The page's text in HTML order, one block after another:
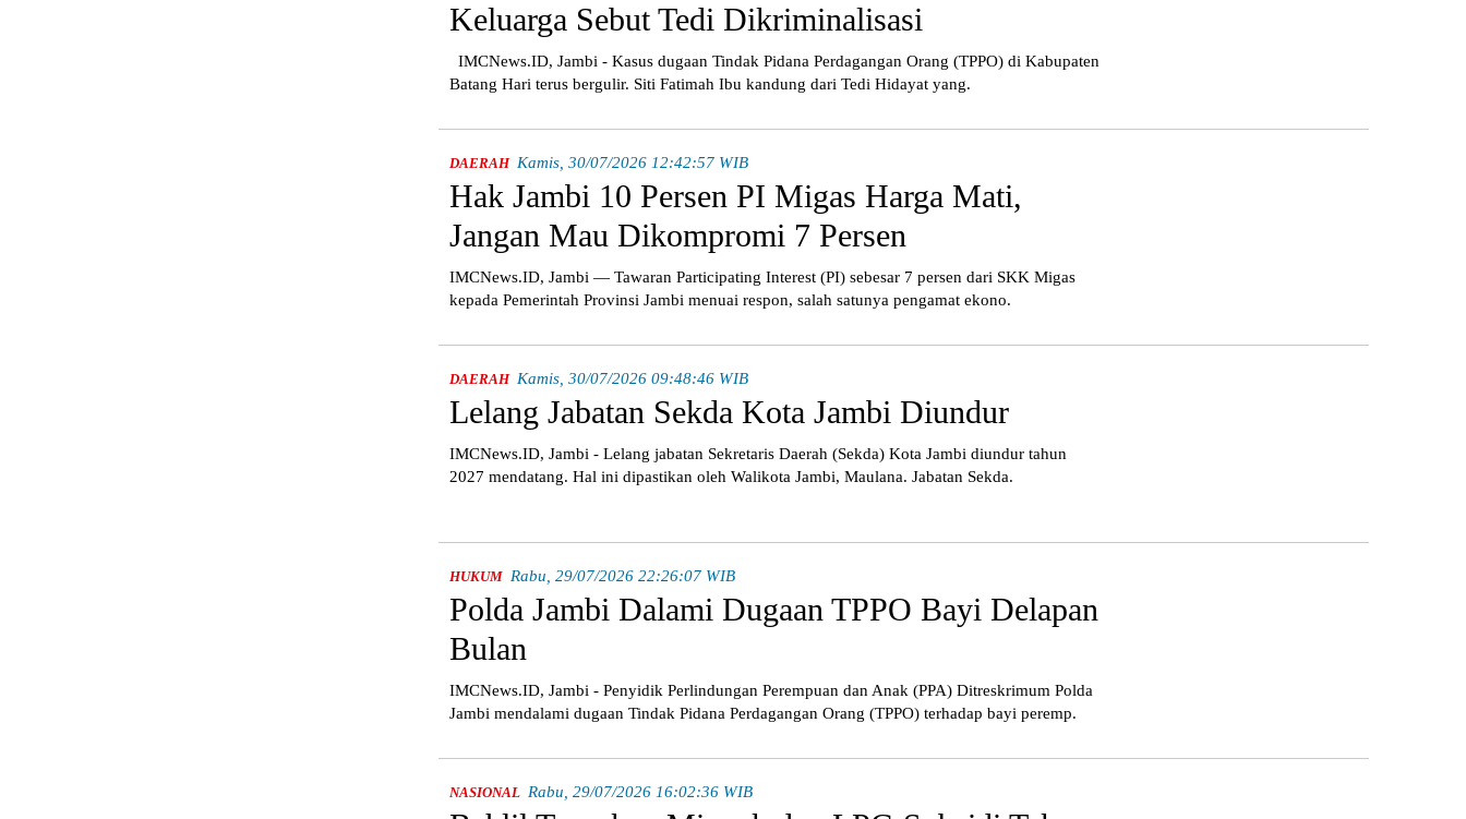
Keluarga Sebut Tedi Dikriminalisasi
IMCNews.ID, Jambi - Kasus dugaan Tindak Pidana Perdagangan Orang (TPPO) di Kabupaten
Batang Hari terus bergulir. Siti Fatimah Ibu kandung dari Tedi Hidayat yang.
DAERAH Kamis, 30/07/2026 12:42:57 WIB
Hak Jambi 10 Persen PI Migas Harga Mati,
Jangan Mau Dikompromi 7 Persen
IMCNews.ID, Jambi — Tawaran Participating Interest (PI) sebesar 7 persen dari SKK Migas
kepada Pemerintah Provinsi Jambi menuai respon, salah satunya pengamat ekono.
DAERAH Kamis, 30/07/2026 09:48:46 WIB
Lelang Jabatan Sekda Kota Jambi Diundur
IMCNews.ID, Jambi - Lelang jabatan Sekretaris Daerah (Sekda) Kota Jambi diundur tahun
2027 mendatang. Hal ini dipastikan oleh Walikota Jambi, Maulana. Jabatan Sekda.
HUKUM Rabu, 29/07/2026 22:26:07 WIB
Polda Jambi Dalami Dugaan TPPO Bayi Delapan
Bulan
IMCNews.ID, Jambi - Penyidik Perlindungan Perempuan dan Anak (PPA) Ditreskrimum Polda
Jambi mendalami dugaan Tindak Pidana Perdagangan Orang (TPPO) terhadap bayi peremp.
NASIONAL Rabu, 29/07/2026 16:02:36 WIB